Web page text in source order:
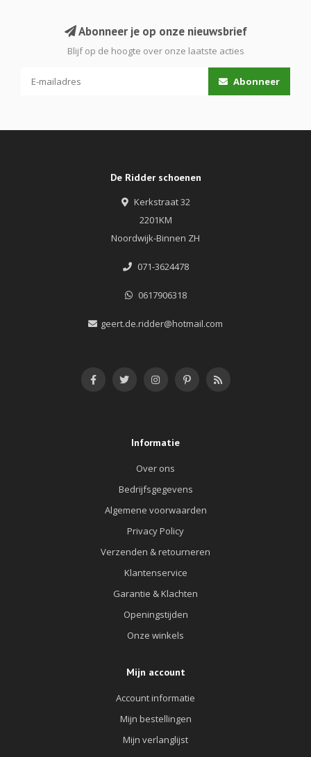
Abonneer je op onze nieuwsbrief
Blijf op de hoogte over onze laatste acties
Abonneer
De Ridder schoenen
Kerkstraat 32
2201KM
Noordwijk-Binnen ZH
071-3624478
0617906318
geert.de.ridder@hotmail.com
Informatie
Over ons
Bedrijfsgegevens
Algemene voorwaarden
Privacy Policy
Verzenden & retourneren
Klantenservice
Garantie & Klachten
Openingstijden
Onze winkels
Mijn account
Account informatie
Mijn bestellingen
Mijn verlanglijst